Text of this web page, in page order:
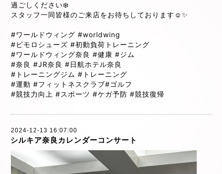
過ごしください❄️
スタッフ一同皆様のご来店をお待ちしております☺️✨
#ワールドウィング #worldwing
#ビモロシューズ #初動負荷トレーニング
#ワールドウィング奈良 #健康 #ジム
#奈良 #JR奈良 #日航ホテル奈良
#トレーニングジム #トレーニング
#運動 #フィットネスクラブ#ゴルフ
#競技力向上 #スポーツ #ケガ予防 #競技復帰
2024-12-13 16:07:00
シルキア奈良カレンダーコンサート